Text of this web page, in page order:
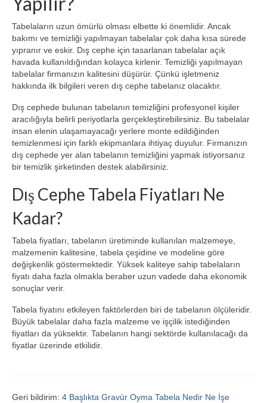
Tabelaların uzun ömürlü olması elbette ki önemlidir. Ancak
bakımı ve temizliği yapılmayan tabelalar çok daha kısa sürede
yıpranır ve eskir. Dış cephe için tasarlanan tabelalar açık
havada kullanıldığından kolayca kirlenir. Temizliği yapılmayan
tabelalar firmanızın kalitesini düşürür. Çünkü işletmeniz
hakkında ilk bilgileri veren dış cephe tabelanız olacaktır.
Dış cephede bulunan tabelanın temizliğini profesyonel kişiler
aracılığıyla belirli periyotlarla gerçekleştirebilirsiniz. Bu tabelalar
insan elenin ulaşamayacağı yerlere monte edildiğinden
temizlenmesi için farklı ekipmanlara ihtiyaç duyulur. Firmanızın
dış cephede yer alan tabelanın temizliğini yapmak istiyorsanız
bir temizlik şirketinden destek alabilirsiniz.
Dış Cephe Tabela Fiyatları Ne
Kadar?
Tabela fiyatları, tabelanın üretiminde kullanılan malzemeye,
malzemenin kalitesine, tabela çeşidine ve modeline göre
değişkenlik göstermektedir. Yüksek kaliteye sahip tabelaların
fiyatı daha fazla olmakla beraber uzun vadede daha ekonomik
sonuçlar verir.
Tabela fiyatını etkileyen faktörlerden biri de tabelanın ölçüleridir.
Büyük tabelalar daha fazla malzeme ve işçilik istediğinden
fiyatları da yüksektir. Tabelanın hangi sektörde kullanılacağı da
fiyatlar üzerinde etkilidir.
Geri bildirim: 4 Başlıkta Gravür Oyma Tabela Nedir Ne İşe